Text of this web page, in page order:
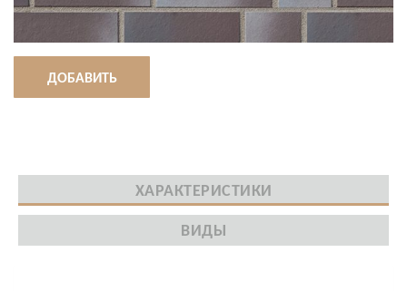
ДОБАВИТЬ
ХАРАКТЕРИСТИКИ
ВИДЫ